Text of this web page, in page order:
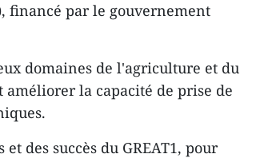
financé par le gouvernement
domaines de l'agriculture et du
la capacité de prise de
des succès du GREAT1, pour